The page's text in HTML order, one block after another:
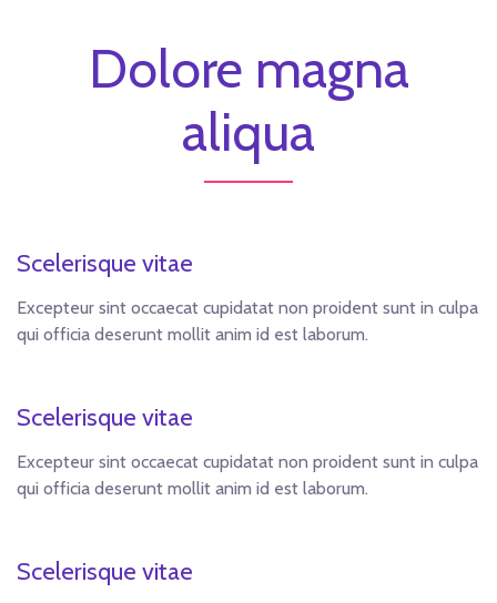
Dolore magna
aliqua
Scelerisque vitae
Excepteur sint occaecat cupidatat non proident sunt in culpa
qui officia deserunt mollit anim id est laborum.
Scelerisque vitae
Excepteur sint occaecat cupidatat non proident sunt in culpa
qui officia deserunt mollit anim id est laborum.
Scelerisque vitae